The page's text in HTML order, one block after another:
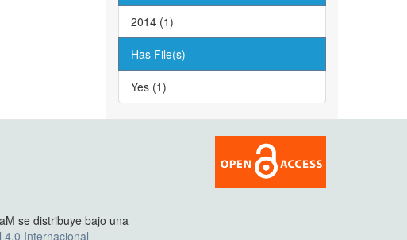
2014 (1)
Has File(s)
Yes (1)
se distribuye bajo una
4.0 Internacional